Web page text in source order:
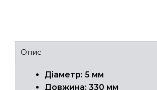
Опис
Діаметр: 5 мм
Довжина: 330 мм